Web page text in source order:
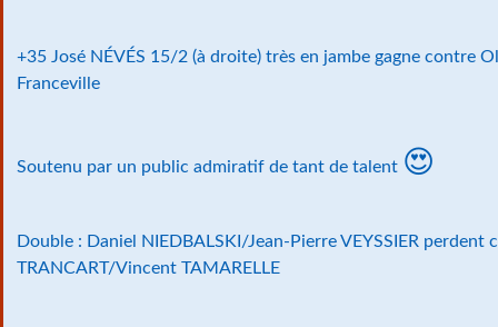
+35 José NÉVÉS 15/2 (à droite) très en jambe gagne contre
Franceville
Soutenu par un public admiratif de tant de talent 😍
Double : Daniel NIEDBALSKI/Jean-Pierre VEYSSIER perdent
TRANCART/Vincent TAMARELLE